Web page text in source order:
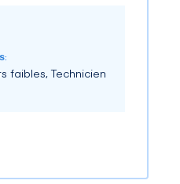
faibles, Technicien